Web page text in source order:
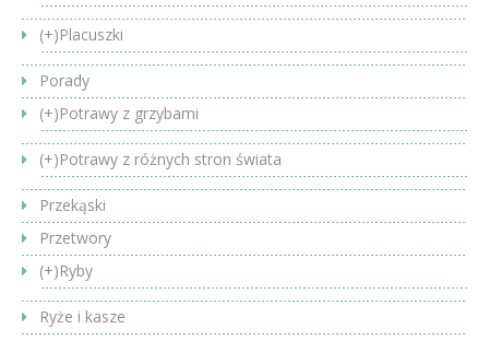
(+)Placuszki
Porady
(+)Potrawy z grzybami
(+)Potrawy z różnych stron świata
Przekąski
Przetwory
(+)Ryby
Ryże i kasze